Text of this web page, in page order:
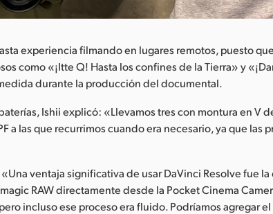
experiencia filmando en lugares remotos, puesto
como «¡Itte Q! Hasta los confines de la Tierra» y
durante la producción del documental.
Ishii explicó: «Llevamos tres con montura en V
a las que recurrimos cuando era necesario, ya que las
ventaja significativa de usar DaVinci Resolve fue
RAW directamente desde la Pocket Cinema
incluso ese proceso era fluido. Podríamos agregar